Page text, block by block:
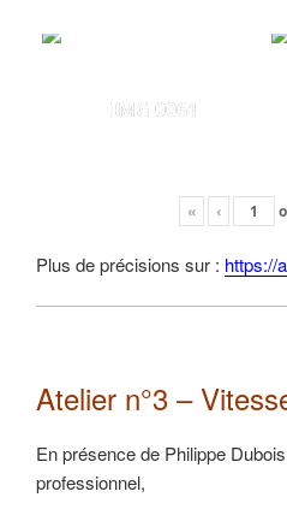
IMG 0061
« ‹
Plus de précisions sur : https://
Atelier n°3 –
En présence de Philippe
professionnel,